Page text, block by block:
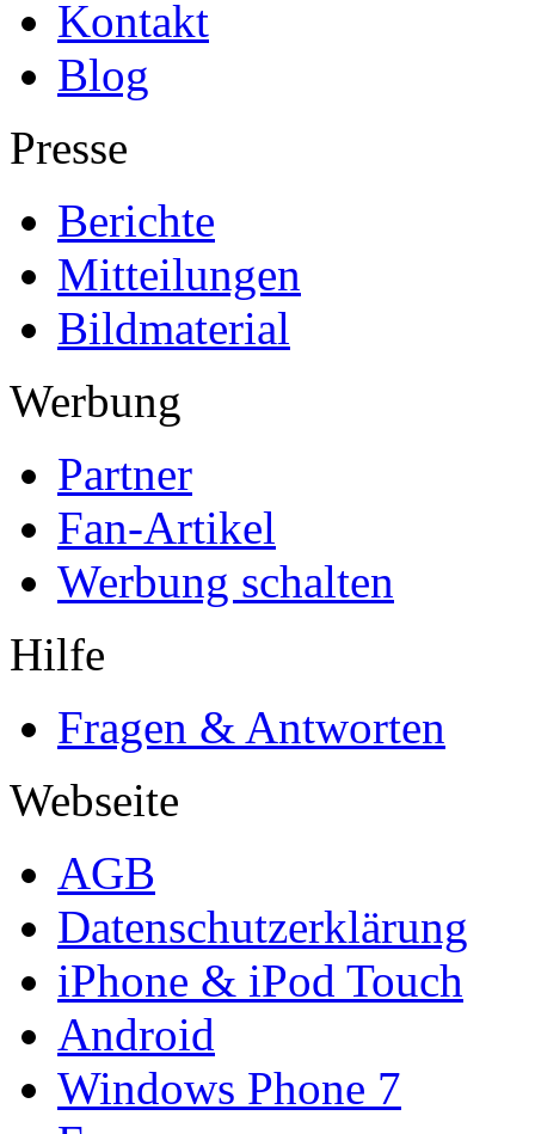
Kontakt
Blog
Presse
Berichte
Mitteilungen
Bildmaterial
Werbung
Partner
Fan-Artikel
Werbung schalten
Hilfe
Fragen & Antworten
Webseite
AGB
Datenschutzerklärung
iPhone & iPod Touch
Android
Windows Phone 7